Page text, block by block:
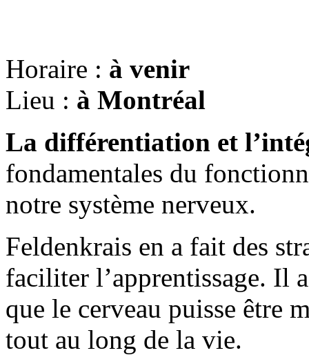
Horaire : à venir
Lieu : à Montréal
La différentiation et
fondamentales du
notre système nerveux.
Feldenkrais en a fait des
faciliter l’apprentissage. Il
que le cerveau puisse être
tout au long de la vie.